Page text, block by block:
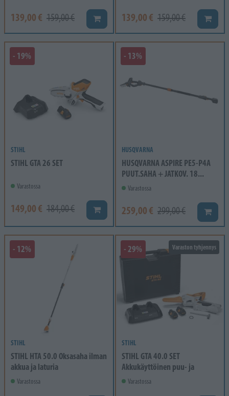
139,00 € 159,00 € Lisää koriin139,00 € 159,00 € Lisää
- 19%
STIHL
STIHL GTA 26 SET
Varastossa
149,00 € 184,00 € Lisää koriin
- 13%
HUSQVARNA
HUSQVARNA ASPIRE PE5-P4A
PUUT.SAHA + JATKOV. 18...
Varastossa
259,00 € 299,00 € Lisää
- 12%
STIHL
STIHL HTA 50.0 Oksasaha ilman
akkua ja laturia
Varastossa
Varaston tyhjennys
- 29%
STIHL
STIHL GTA 40.0 SET
Akkukäyttöinen puu- ja
Varastossa